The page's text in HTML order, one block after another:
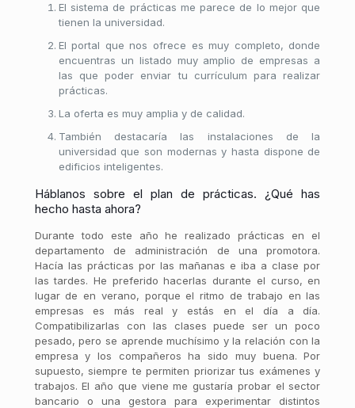
El sistema de prácticas me parece de lo mejor que
tienen la universidad.
El portal que nos ofrece es muy completo, donde
encuentras un listado muy amplio de empresas a
las que poder enviar tu currículum para realizar
prácticas.
La oferta es muy amplia y de calidad.
También destacaría las instalaciones de la
universidad que son modernas y hasta dispone de
edificios inteligentes.
Háblanos sobre el plan de prácticas. ¿Qué has
hecho hasta ahora?
Durante todo este año he realizado prácticas en el
departamento de administración de una promotora.
Hacía las prácticas por las mañanas e iba a clase por
las tardes. He preferido hacerlas durante el curso, en
lugar de en verano, porque el ritmo de trabajo en las
empresas es más real y estás en el día a día.
Compatibilizarlas con las clases puede ser un poco
pesado, pero se aprende muchísimo y la relación con la
empresa y los compañeros ha sido muy buena. Por
supuesto, siempre te permiten priorizar tus exámenes y
trabajos. El año que viene me gustaría probar el sector
bancario o una gestora para experimentar distintos